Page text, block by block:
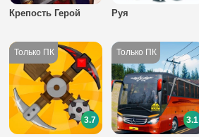
Крепость Герой Руя
3.7 3.1